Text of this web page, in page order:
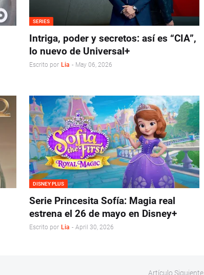
SERIES
Intriga, poder y secretos: así es “CIA”,
lo nuevo de Universal+
Escrito por Lia - May 06, 2026
DISNEY PLUS
Serie Princesita Sofía: Magia real
estrena el 26 de mayo en Disney+
Escrito por Lia - April 30, 2026
Artículo Siguiente